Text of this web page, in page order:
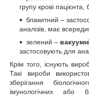
групу крові
блакитний –
аналізів, має
зелений –
застосовують для
Крім того, існують
Такі вироби
зберігання
імунологічних або